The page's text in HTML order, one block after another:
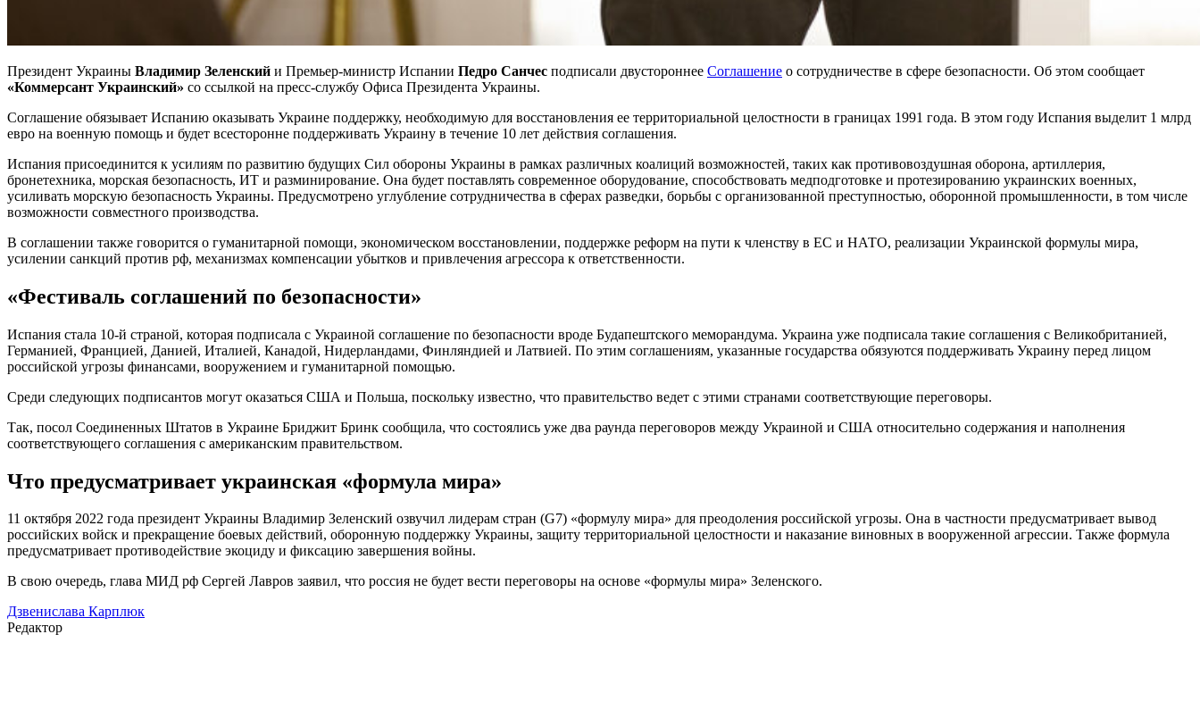
Президент Украины Владимир Зеленский и Премьер-министр Испании Педро Санчес подписали двустороннее Соглашение о сотрудничестве в сфере безопасности. Об этом сообщает
«Коммерсант Украинский» со ссылкой на пресс-службу Офиса Президента Украины.
Соглашение обязывает Испанию оказывать Украине поддержку, необходимую для восстановления ее территориальной целостности в границах 1991 года. В этом году Испания выделит 1 млрд
евро на военную помощь и будет всесторонне поддерживать Украину в течение 10 лет действия соглашения.
Испания присоединится к усилиям по развитию будущих Сил обороны Украины в рамках различных коалиций возможностей, таких как противовоздушная оборона, артиллерия,
бронетехника, морская безопасность, ИТ и разминирование. Она будет поставлять современное оборудование, способствовать медподготовке и протезированию украинских военных,
усиливать морскую безопасность Украины. Предусмотрено углубление сотрудничества в сферах разведки, борьбы с организованной преступностью, оборонной промышленности, в том числе
возможности совместного производства.
В соглашении также говорится о гуманитарной помощи, экономическом восстановлении, поддержке реформ на пути к членству в ЕС и НАТО, реализации Украинской формулы мира,
усилении санкций против рф, механизмах компенсации убытков и привлечения агрессора к ответственности.
«Фестиваль соглашений по безопасности»
Испания стала 10-й страной, которая подписала с Украиной соглашение по безопасности вроде Будапештского меморандума. Украина уже подписала такие соглашения с Великобританией,
Германией, Францией, Данией, Италией, Канадой, Нидерландами, Финляндией и Латвией. По этим соглашениям, указанные государства обязуются поддерживать Украину перед лицом
российской угрозы финансами, вооружением и гуманитарной помощью.
Среди следующих подписантов могут оказаться США и Польша, поскольку известно, что правительство ведет с этими странами соответствующие переговоры.
Так, посол Соединенных Штатов в Украине Бриджит Бринк сообщила, что состоялись уже два раунда переговоров между Украиной и США относительно содержания и наполнения
соответствующего соглашения с американским правительством.
Что предусматривает украинская «формула мира»
11 октября 2022 года президент Украины Владимир Зеленский озвучил лидерам стран (G7) «формулу мира» для преодоления российской угрозы. Она в частности предусматривает вывод
российских войск и прекращение боевых действий, оборонную поддержку Украины, защиту территориальной целостности и наказание виновных в вооруженной агрессии. Также формула
предусматривает противодействие экоциду и фиксацию завершения войны.
В свою очередь, глава МИД рф Сергей Лавров заявил, что россия не будет вести переговоры на основе «формулы мира» Зеленского.
Дзвенислава Карплюк
Редактор